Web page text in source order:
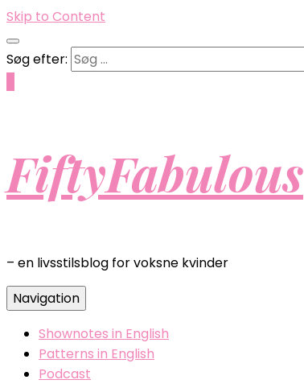
Skip to Content
Søg efter:
FiftyFabulous
– en livsstilsblog for voksne kvinder
Navigation
Shownotes in English
Patterns in English
Podcast